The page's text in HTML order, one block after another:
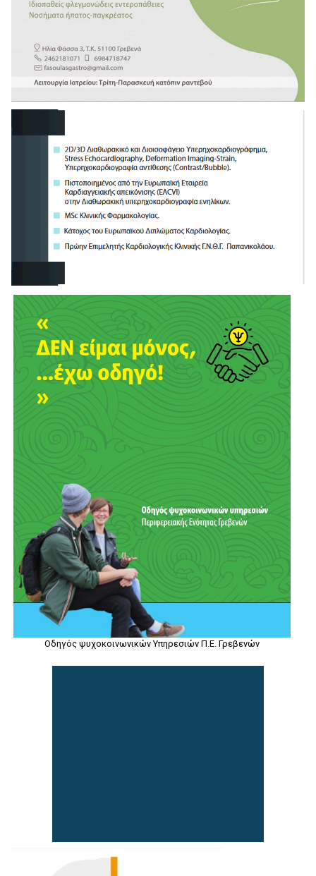
Οδηγός ψυχοκοινωνικών Υπηρεσιών Π.Ε. Γρεβενών